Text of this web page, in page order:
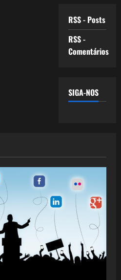
RSS - Posts
RSS -
Comentários
SIGA-NOS